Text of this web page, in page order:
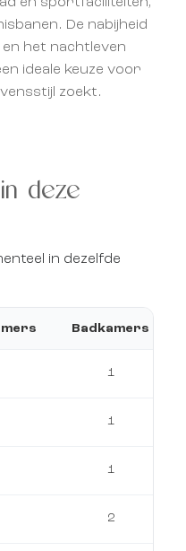
De nabijheid
het nachtleven
ideale keuze voor
zoekt.
deze
in dezelfde
Badkamers
1
1
1
2